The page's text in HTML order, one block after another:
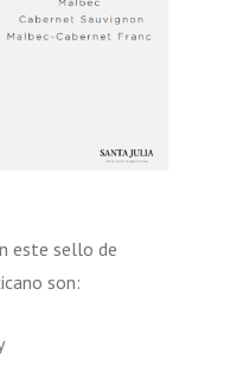
este sello de
son: